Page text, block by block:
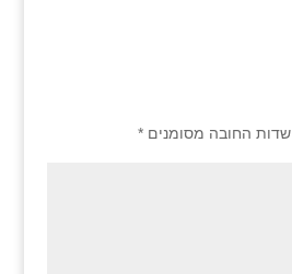
שדות החובה מסומנים *